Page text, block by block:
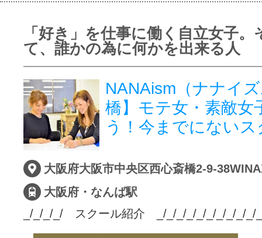
「好き」を仕事に働く自立女子。
て、誰かの為に何かを出来る人
NANAism（ナナイ
橋】モテ女・素敵女
う！今までにないス
大阪府大阪市中央区西心斎橋2-9-
大阪府・なんば駅
_/_/_/_/ スクール紹介 _/_/_/_/_/_/_/_/_/_/